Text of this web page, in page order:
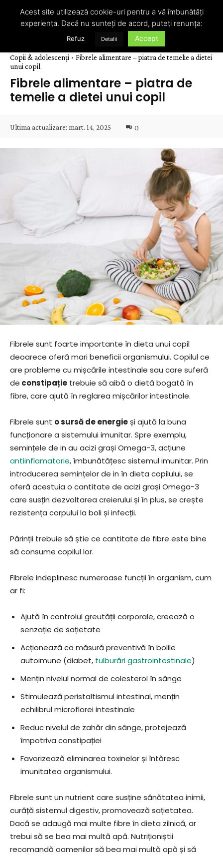
Copii & adolescenți
Fibrele alimentare – piatra de temelie a dietei
unui copil
Fibrele alimentare – piatra de
temelie a dietei unui copil
Ultima actualizare: mart. 14, 2025 0
Fibrele sunt foarte importante în dieta unui copil
deoarece oferă mari beneficii organismului. Copilul ce
are probleme cu mișcările intestinale sau care suferă
de constipație trebuie să aibă o dietă bogată în
fibre, care ajută în reglarea mișcărilor intestinale.
Fibrele sunt o sursă de energieși ajută la buna
funcționare a sistemului imunitar. Spre exemplu,
semințele de in au acizi grași Omega-3, acțiune
antiinflamatorie, îmbunătățesc sistemul imunitar. Prin
introducerea semințelor de in în dieta copilului, se
oferă acestuia o cantitate de acizi grași Omega-3
care susțin dezvoltarea creierului și în plus, se crește
rezistența corpului la boli și infecții.
Părinții trebuie să știe ce cantitate de fibre este bine
să consume copilul lor.
Fibrele indeplinesc numeroase funcții în organism, cum
ar fi:
Ajută în controlul greutății corporale, creează o
senzație de sațietate
Acționează ca măsură preventivă în bolile
autoimune (diabet, tulburări gastrointestinale)
Mențin nivelul normal de colesterol în sânge
Stimulează peristaltismul intestinal, mențin
echilibrul microflorei intestinale
Reduc nivelul de zahăr din sânge, protejează
împotriva constipației
Favorizează eliminarea toxinelor și întăresc
imunitatea organismului.
Fibrele sunt un nutrient care susține sănătatea inimii,
curăță sistemul digestiv, promovează sațietatea.
Dacă se adaugă mai multe fibre în dieta zilnică, ar
trebui să se bea mai multă apă. Nutriționiștii
recomandă oamenilor să bea mai multă apă și să
Acest site utilizează cookie-uri pentru a vă îmbunătăți
experiența. Dacă nu sunteți de acord, puteți renunța:
Refuz Detalii Accept